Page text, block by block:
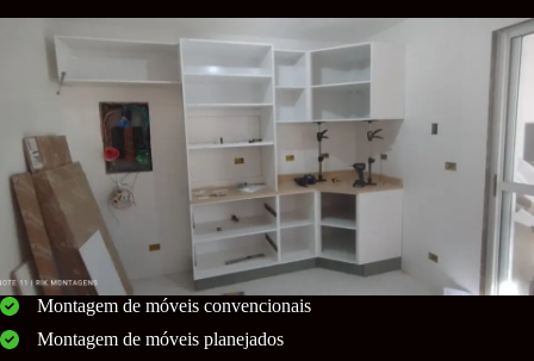
Montagem de móveis convencionais
Montagem de móveis planejados